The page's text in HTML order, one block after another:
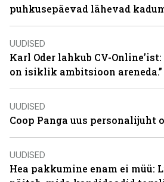
puhkusepäevad lähevad
UUDISED
Karl Oder lahkub CV-
on isiklik ambitsioon areneda.”
UUDISED
Coop Panga uus personalijuht
UUDISED
Hea pakkumine enam ei müü: